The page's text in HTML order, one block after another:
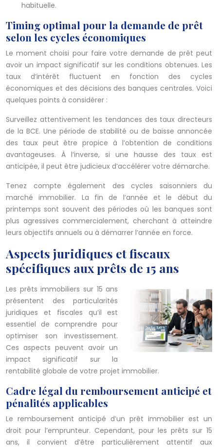
habituelle.
Timing optimal pour la demande de prêt
selon les cycles économiques
Le moment choisi pour faire votre demande de prêt peut
avoir un impact significatif sur les conditions obtenues. Les
taux d’intérêt fluctuent en fonction des cycles
économiques et des décisions des banques centrales. Voici
quelques points à considérer :
Surveillez attentivement les tendances des taux directeurs
de la BCE. Une période de stabilité ou de baisse annoncée
des taux peut être propice à l’obtention de conditions
avantageuses. À l’inverse, si une hausse des taux est
anticipée, il peut être judicieux d’accélérer votre démarche.
Tenez compte également des cycles saisonniers du
marché immobilier. La fin de l’année et le début du
printemps sont souvent des périodes où les banques sont
plus agressives commercialement, cherchant à atteindre
leurs objectifs annuels ou à démarrer l’année en force.
Aspects juridiques et fiscaux
spécifiques aux prêts de 15 ans
Les prêts immobiliers sur 15 ans
présentent des particularités
juridiques et fiscales qu’il est
essentiel de comprendre pour
optimiser son investissement.
Ces aspects peuvent avoir un
impact significatif sur la
rentabilité globale de votre projet immobilier.
Cadre légal du remboursement anticipé et
pénalités applicables
Le remboursement anticipé d’un prêt immobilier est un
droit pour l’emprunteur. Cependant, pour les prêts sur 15
ans, il convient d’être particulièrement attentif aux